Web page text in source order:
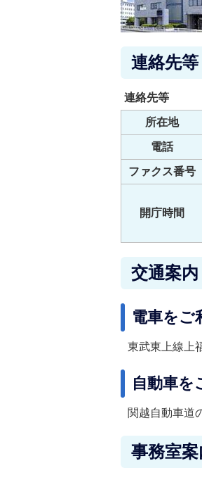
連絡先等
連絡先等
所在地
電話
ファクス番号
開庁時間
交通案内
電車をご
東武東上線上
自動車を
関越自動車道
事務室案